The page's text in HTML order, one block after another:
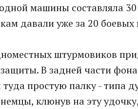
машины составляла
давали уже за 20 боевых
штурмовиков
В задней части
простую палку - типа
клюнув на эту